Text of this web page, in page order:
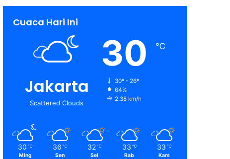
Cuaca Hari Ini
Jakarta
Scattered Clouds
30 ℃
30º - 26º
64%
2.38 km/h
30 ℃
Ming
36 ℃
Sen
32 ℃
Sel
33 ℃
Rab
33 ℃
Kam